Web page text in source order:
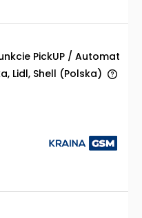
PickUP / Automat
Lidl, Shell (Polska)
kosztów płatności